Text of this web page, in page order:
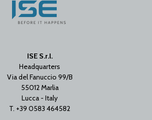
ISE S.r.l.
Headquarters
Via del Fanuccio 99/B
55012 Marlia
Lucca - Italy
T. +39 0583 464582